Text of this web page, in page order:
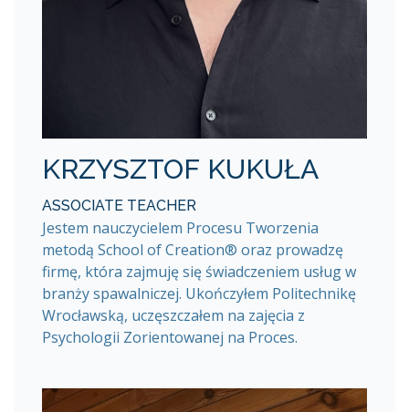
KRZYSZTOF KUKUŁA
ASSOCIATE TEACHER
Jestem nauczycielem Procesu Tworzenia
metodą School of Creation® oraz prowadzę
firmę, która zajmuję się świadczeniem usług w
branży spawalniczej. Ukończyłem Politechnikę
Wrocławską, uczęszczałem na zajęcia z
Psychologii Zorientowanej na Proces.